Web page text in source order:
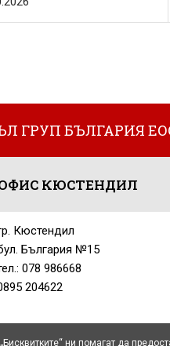
ГРУП БЪЛГАРИЯ
КЮСТЕНДИЛ
Кюстендил
България №15
078 986668
204622
„Бисквитките“ ни помагат да